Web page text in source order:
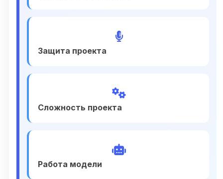
Защита проекта
Сложность проекта
Работа модели